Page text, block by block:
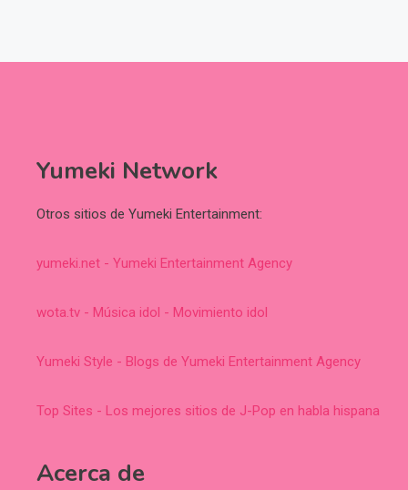
Yumeki Network
Otros sitios de Yumeki Entertainment:
yumeki.net - Yumeki Entertainment Agency
wota.tv - Música idol - Movimiento idol
Yumeki Style - Blogs de Yumeki Entertainment Agency
Top Sites - Los mejores sitios de J-Pop en habla hispana
Acerca de